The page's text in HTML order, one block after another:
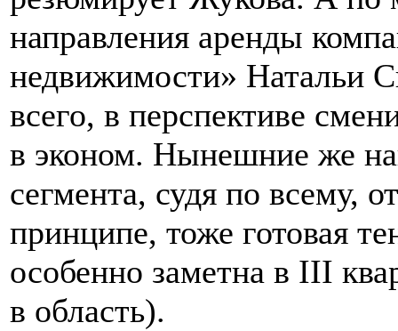
направления аренды
недвижимости» Натальи
всего, в перспективе
в эконом. Нынешние же
сегмента, судя по всему,
принципе, тоже готовая
особенно заметна в III
в область).